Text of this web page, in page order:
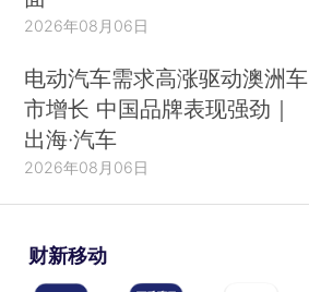
2026年08月06日
电动汽车需求高涨驱动澳洲车
市增长 中国品牌表现强劲｜
出海·汽车
2026年08月06日
财新移动